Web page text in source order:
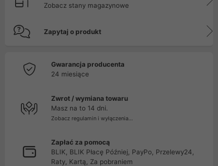
Zobacz stany magazynowe
Zapytaj o produkt
Gwarancja producenta
24 miesiące
Zwrot / wymiana towaru
Masz na to 14 dni.
Zobacz regulamin i wyłączenia...
Zapłać za pomocą
BLIK, BLIK Płacę Później, PayPo, Przelewy24,
Raty, Kartą, Za pobraniem